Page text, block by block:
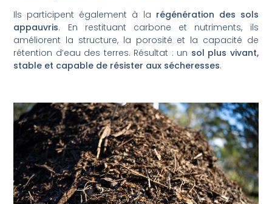
Ils participent également à la régénération des sols
appauvris. En restituant carbone et nutriments, ils
améliorent la structure, la porosité et la capacité de
rétention d’eau des terres. Résultat : un sol plus vivant,
stable et capable de résister aux sécheresses.